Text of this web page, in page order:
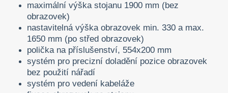
maximální výška stojanu 1900 mm (bez
obrazovek)
nastavitelná výška obrazovek min. 330 a max.
1650 mm (po střed obrazovek)
polička na příslušenství, 554x200 mm
systém pro precizní doladění pozice obrazovek
bez použití nářadí
systém pro vedení kabeláže